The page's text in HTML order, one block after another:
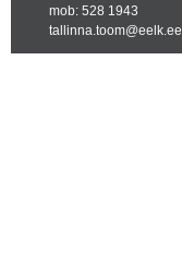
mob: 528 1943
tallinna.toom@eelk.ee